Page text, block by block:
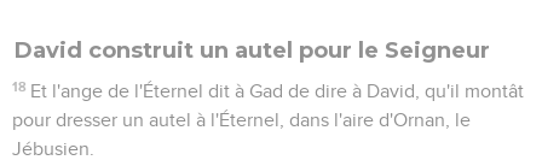
David construit un autel pour le Seigneur
18 Et l'ange de l'Éternel dit à Gad de dire à David, qu'il montât
pour dresser un autel à l'Éternel, dans l'aire d'Ornan, le
Jébusien.